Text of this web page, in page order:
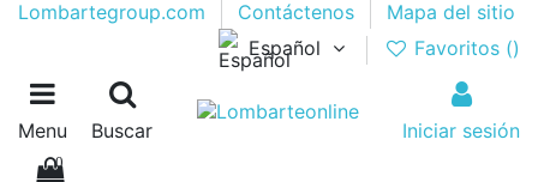
Lombartegroup.com Contáctenos
Mapa del sitio
Español
Favoritos ()
Menu Buscar Iniciar sesión
0